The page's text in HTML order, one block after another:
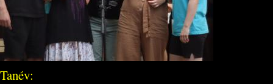
Tanév: